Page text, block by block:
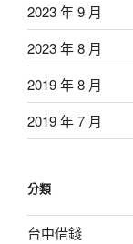
2023 年 9 月
2023 年 8 月
2019 年 8 月
2019 年 7 月
分類
台中借錢